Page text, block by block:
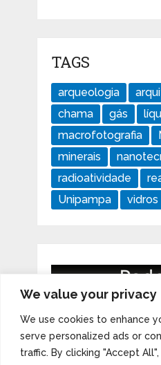
We value your privacy
We use cookies to enhance
serve personalized ads or
traffic. By clicking "Accept
TAGS
arqueologia
chama
gás
macrofotografia
minerais
radioatividade
Unipampa
vidros